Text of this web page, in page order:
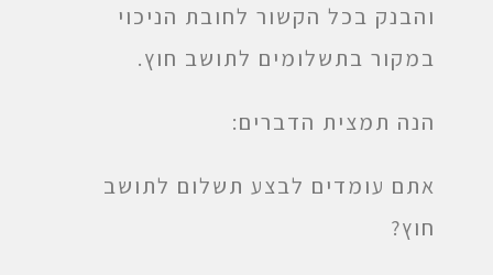
והבנק בכל הקשור לחובת הניכוי
במקור בתשלומים לתושב חוץ.
הנה תמצית הדברים:
אתם עומדים לבצע תשלום לתושב
חוץ?